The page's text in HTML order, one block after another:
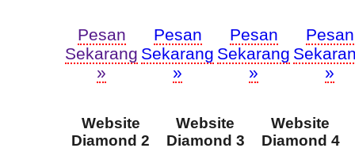
Pesan
Sekarang
»
Pesan
Sekarang
»
Pesan
Sekarang
»
Pesan
»
Website
Diamond 2
Website
Diamond 3
Website
Diamond 4